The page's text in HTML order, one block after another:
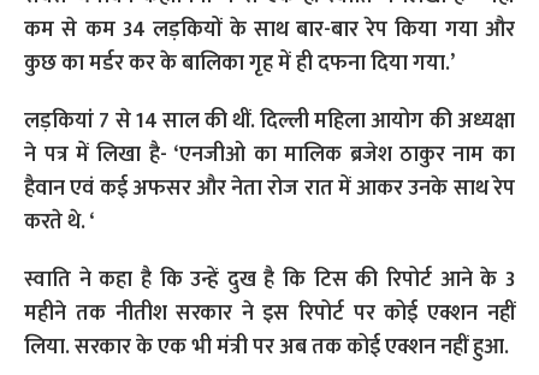
कम से कम 34 लड़कियों के साथ बार-बार रेप किया गया और
कुछ का मर्डर कर के बालिका गृह में ही दफना दिया गया.’
लड़कियां 7 से 14 साल की थीं. दिल्ली महिला आयोग की अध्यक्षा
ने पत्र में लिखा है- ‘एनजीओ का मालिक ब्रजेश ठाकुर नाम का
हैवान एवं कई अफसर और नेता रोज रात में आकर उनके साथ रेप
करते थे. ‘
स्वाति ने कहा है कि उन्हें दुख है कि टिस की रिपोर्ट आने के 3
महीने तक नीतीश सरकार ने इस रिपोर्ट पर कोई एक्शन नहीं
लिया. सरकार के एक भी मंत्री पर अब तक कोई एक्शन नहीं हुआ.